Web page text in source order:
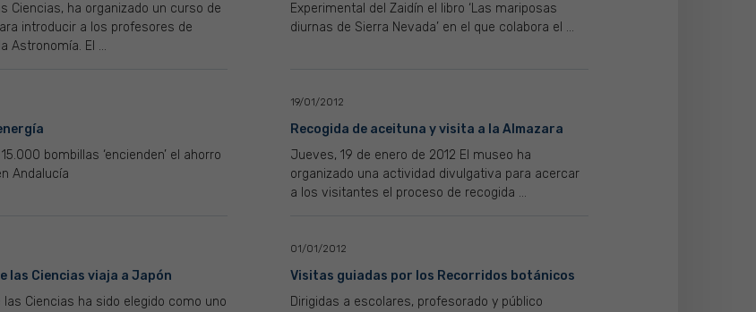
Ciencias, ha organizado un curso de
introducir a los profesores de
Astronomía. El ...
Experimental del Zaidín el libro ‘Las mariposas
diurnas de Sierra Nevada’ en el que colabora el ...
bombillas ‘encienden’ el ahorro
Andalucía
19/01/2012
Recogida de aceituna y visita a la Almazara
Jueves, 19 de enero de 2012 El museo ha
organizado una actividad divulgativa para acercar
a los visitantes el proceso de recogida ...
las Ciencias viaja a Japón
las Ciencias ha sido elegido como uno
01/01/2012
Visitas guiadas por los Recorridos botánicos
Dirigidas a escolares, profesorado y público